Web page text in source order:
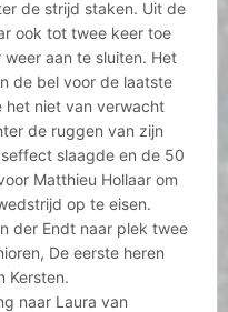
de strijd staken. Uit de
ook tot twee keer toe
aan te sluiten. Het
de bel voor de laatste
het niet van verwacht
de ruggen van zijn
slaagde en de 50
Matthieu Hollaar om
op te eisen.
der Endt naar plek twee
De eerste heren
Kersten.
naar Laura van